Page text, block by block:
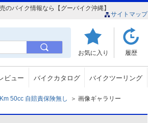
バイク情報なら【グーバイク沖縄】
サイトマップ
お気に入り 履歴
ビュー バイクカタログ バイクツーリング
50cc 自賠責保険無し ＞ 画像ギャラリー